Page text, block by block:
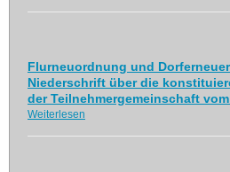
Flurneuordnung und
Niederschrift über die
der Teilnehmergemeinschaft vom
Weiterlesen